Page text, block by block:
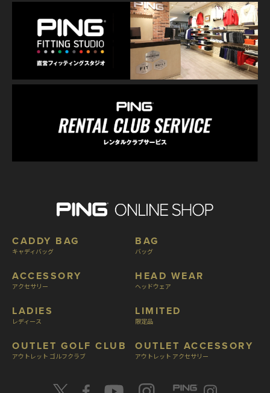
CADDY BAG
キャディバッグ
ACCESSORY
アクセサリー
LADIES
レディース
OUTLET GOLF CLUB
アウトレット ゴルフクラブ
BAG
バッグ
HEAD WEAR
ヘッドウェア
LIMITED
限定品
OUTLET ACCESSORY
アウトレット アクセサリー